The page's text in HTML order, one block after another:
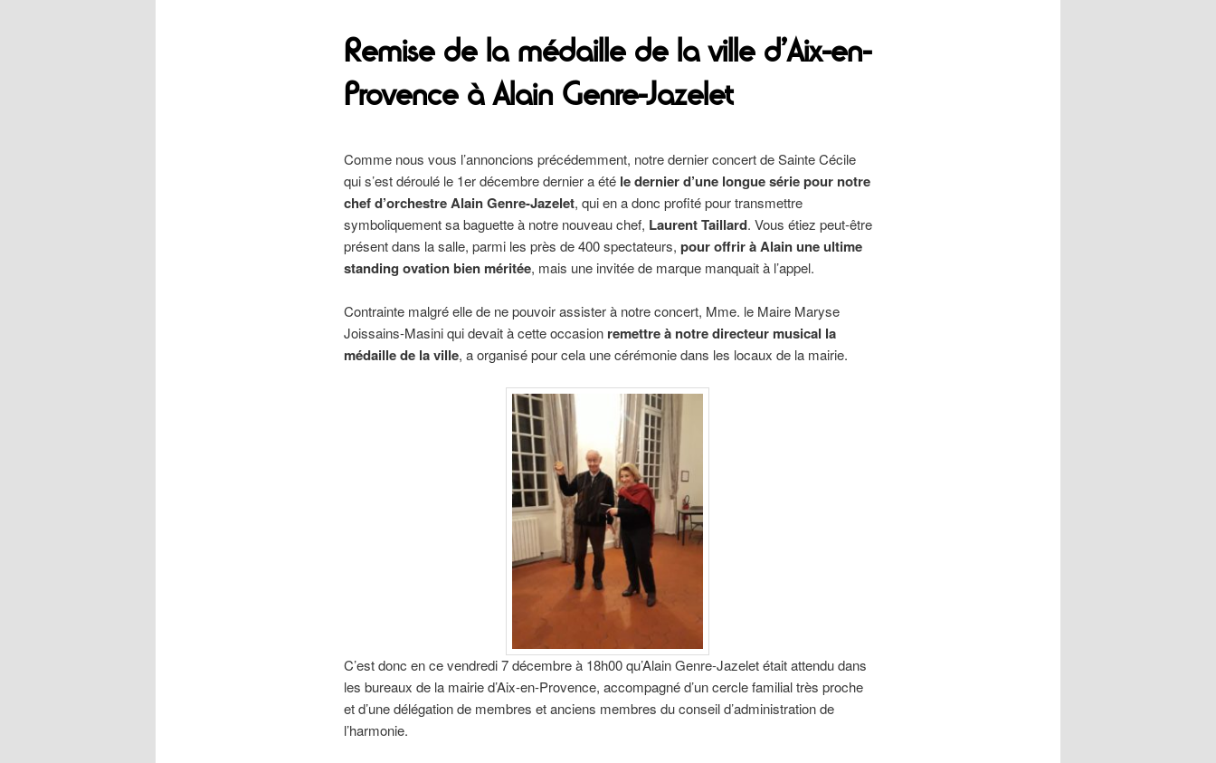
Remise de la médaille de la ville d’Aix-en-
Provence à Alain Genre-Jazelet
Comme nous vous l’annoncions précédemment, notre dernier concert de Sainte Cécile
qui s’est déroulé le 1er décembre dernier a été le dernier d’une longue série pour notre
chef d’orchestre Alain Genre-Jazelet, qui en a donc profité pour transmettre
symboliquement sa baguette à notre nouveau chef, Laurent Taillard. Vous étiez peut-être
présent dans la salle, parmi les près de 400 spectateurs, pour offrir à Alain une ultime
standing ovation bien méritée, mais une invitée de marque manquait à l’appel.
Contrainte malgré elle de ne pouvoir assister à notre concert, Mme. le Maire Maryse
Joissains-Masini qui devait à cette occasion remettre à notre directeur musical la
médaille de la ville, a organisé pour cela une cérémonie dans les locaux de la mairie.
C’est donc en ce vendredi 7 décembre à 18h00 qu’Alain Genre-Jazelet était attendu dans
les bureaux de la mairie d’Aix-en-Provence, accompagné d’un cercle familial très proche
et d’une délégation de membres et anciens membres du conseil d’administration de
l’harmonie.